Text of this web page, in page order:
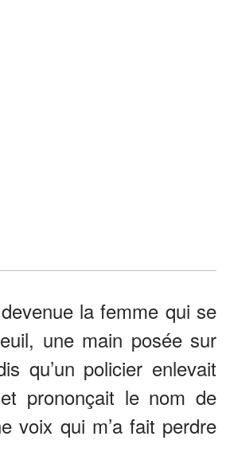
la femme qui se
une main posée sur
qu’un policier enlevait
prononçait le nom de
voix qui m’a fait perdre